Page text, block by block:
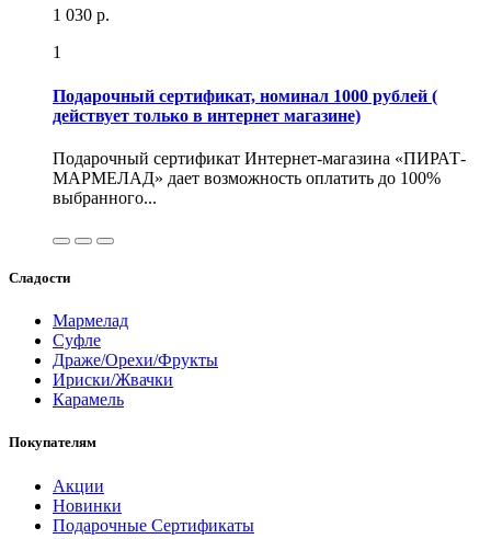
1 030 р.
1
Подарочный сертификат, номинал 1000 рублей (
действует только в интернет магазине)
Подарочный сертификат Интернет-магазина «ПИРАТ-
МАРМЕЛАД» дает возможность оплатить до 100%
выбранного...
Сладости
Мармелад
Суфле
Драже/Орехи/Фрукты
Ириски/Жвачки
Карамель
Покупателям
Акции
Новинки
Подарочные Сертификаты